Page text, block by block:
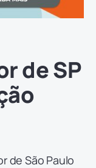
de SP
de São Paulo